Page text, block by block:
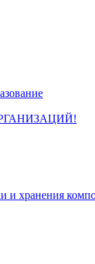
и хранения